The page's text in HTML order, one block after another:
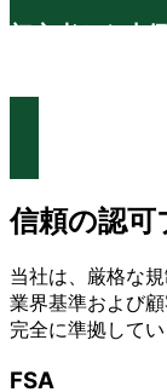
初心者から上
信頼の認可
当社は、 厳格な
業界基準および
完全に準拠してい
FSA